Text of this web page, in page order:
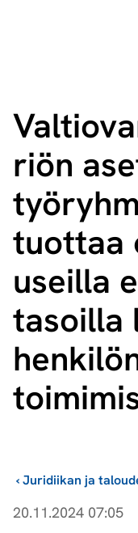
riön
tuottaa
useilla
tasoilla
Juridiikan ja
›
20.11.2024 07:05